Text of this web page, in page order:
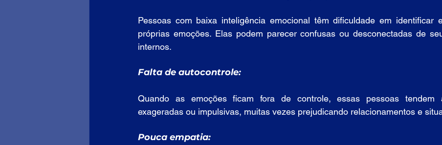
Pessoas com baixa inteligência emocional têm dificuldade em identificar
próprias emoções. Elas podem parecer confusas ou desconectadas de
internos.
Falta de autocontrole:
Quando as emoções ficam fora de controle, essas pessoas tendem
exageradas ou impulsivas, muitas vezes prejudicando relacionamentos e
Pouca empatia: